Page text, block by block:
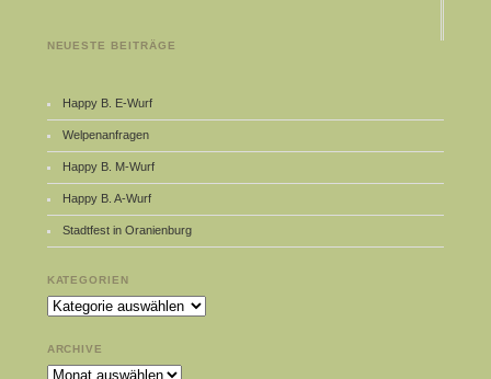
NEUESTE BEITRÄGE
Happy B. E-Wurf
Welpenanfragen
Happy B. M-Wurf
Happy B. A-Wurf
Stadtfest in Oranienburg
KATEGORIEN
Kategorien
ARCHIVE
Archive